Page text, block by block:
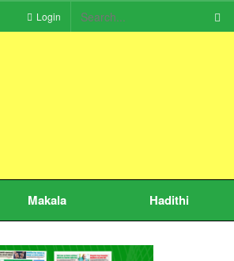
Login
Makala Hadithi